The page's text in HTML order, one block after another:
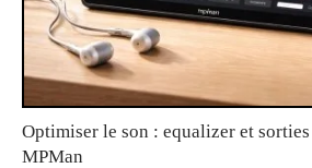
Optimiser le son : equalizer et
MPMan